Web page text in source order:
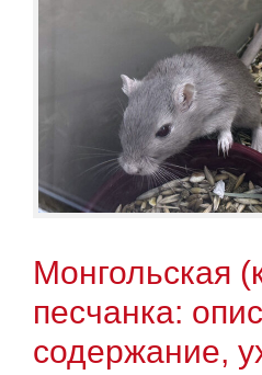
Монгольская
песчанка:
содержание,